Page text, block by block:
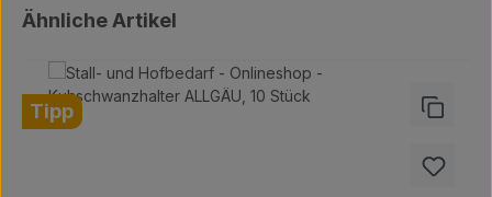
Produktgalerie überspringen
Ähnliche Artikel
Tipp